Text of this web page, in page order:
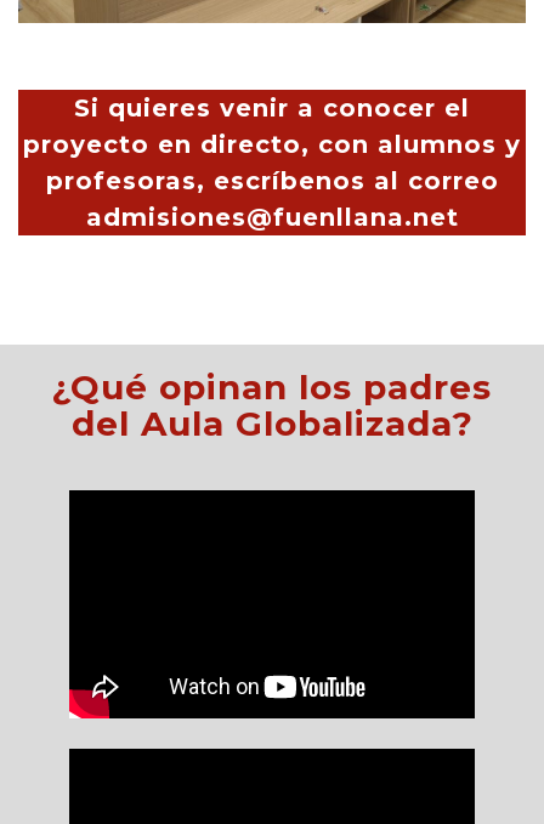
Si quieres venir a conocer el
proyecto en directo, con alumnos y
profesoras, escríbenos al correo
admisiones@fuenllana.net
¿Qué opinan los padres
del Aula Globalizada?